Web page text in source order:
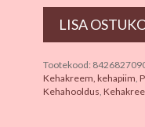
Tootekood:
Kehakreem, kehapiim,
Kehahooldus,